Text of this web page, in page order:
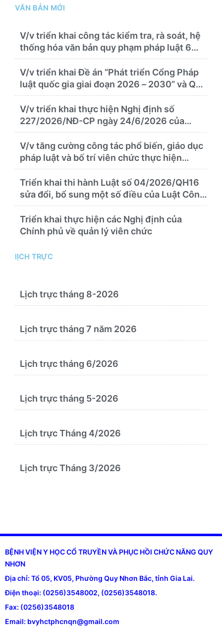
Danh mục hàng hóa, mẫu báo giá kèm theo)
VĂN BẢN MỚI
V/v triển khai công tác kiểm tra, rà soát, hệ
thống hóa văn bản quy phạm pháp luật 6
tháng cuối năm 2026
V/v triển khai Đề án “Phát triển Cổng Pháp
luật quốc gia giai đoạn 2026 – 2030” và Quy
chế quản lý, vận hành, khai thác Cổng Pháp
luật quốc gia
V/v triển khai thực hiện Nghị định số
227/2026/NĐ-CP ngày 24/6/2026 của
Chính phủ về thúc đẩy hội nhập quốc tế và
cơ chế đặc thù trong lĩnh vực y tế
V/v tăng cường công tác phổ biến, giáo dục
pháp luật và bố trí viên chức thực hiện
nhiệm vụ pháp chế
Triển khai thi hành Luật số 04/2026/QH16
sửa đổi, bổ sung một số điều của Luật Công
chứng
Triển khai thực hiện các Nghị định của
Chính phủ về quản lý viên chức
lỊCH TRỰC
Lịch trực tháng 8-2026
Lịch trực tháng 7 năm 2026
Lịch trực tháng 6/2026
Lịch trực tháng 5-2026
Lịch trực Tháng 4/2026
Lịch trực Tháng 3/2026
BỆNH VIỆN Y HỌC CỔ TRUYỀN VÀ PHỤC HỒI CHỨC NĂNG QUY
NHƠN
Địa chỉ: Tổ 05, KV05, Phường Quy Nhơn Bắc, tỉnh Gia Lai.
Điện thoại: (0256)3548002, (0256)3548018.
Fax: (0256)3548018
Email: bvyhctphcnqn@gmail.com